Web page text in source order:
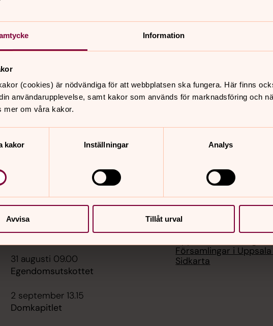
Information
(cookies) är nödvändiga för att webbplatsen ska fungera. Här finns
användarupplevelse, samt kakor som används för marknadsföring och
mer om våra kakor.
kakor
Inställningar Analys
Avvisa Tillåt urval
innehåll?
Konfirmandledarforum, Staffans
kyrka
31 augusti 09.00
Egendomsutskottet
2 september 13.15
Domkapitlet
Hitta snabbt
Kontakt
Arbeta i Svenska kyrkan
Lediga tjänster
Församlingar i
Sidkarta